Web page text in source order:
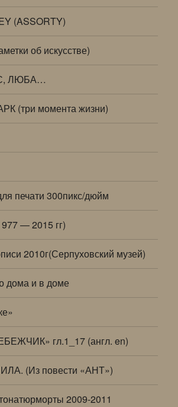
(ASSORTY)
об искусстве)
ЛЮБА…
(три момента жизни)
печати 300пикс/дюйм
— 2015 гг)
2010г(Серпуховский музей)
дома и в доме
гл.1_17 (англ. en)
(Из повести «АНТ»)
2009-2011